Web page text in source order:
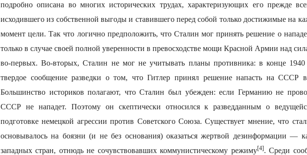
подробно описана во многих исторических трудах, характеризующих его прежде
исходившего из собственной выгоды и ставившего перед собой только достижимые на
момент цели. Так что логично предположить, что Сталин мог принять решение о
только в случае своей полной уверенности в превосходстве мощи Красной Армии над
во-первых. Во-вторых, Сталин не мог не учитывать планы противника: в конце
твердое сообщение разведки о том, что Гитлер принял решение напасть на СССР
Большинство историков полагают, что Сталин был убежден: если Германию не
СССР не нападет. Поэтому он скептически относился к разведданным о
подготовке немецкой агрессии против Советского Союза. Существует мнение, что
основывалось на боязни (и не без основания) оказаться жертвой дезинформации —
западных стран, отнюдь не сочувствовавших коммунистическому режиму[4]. Среди